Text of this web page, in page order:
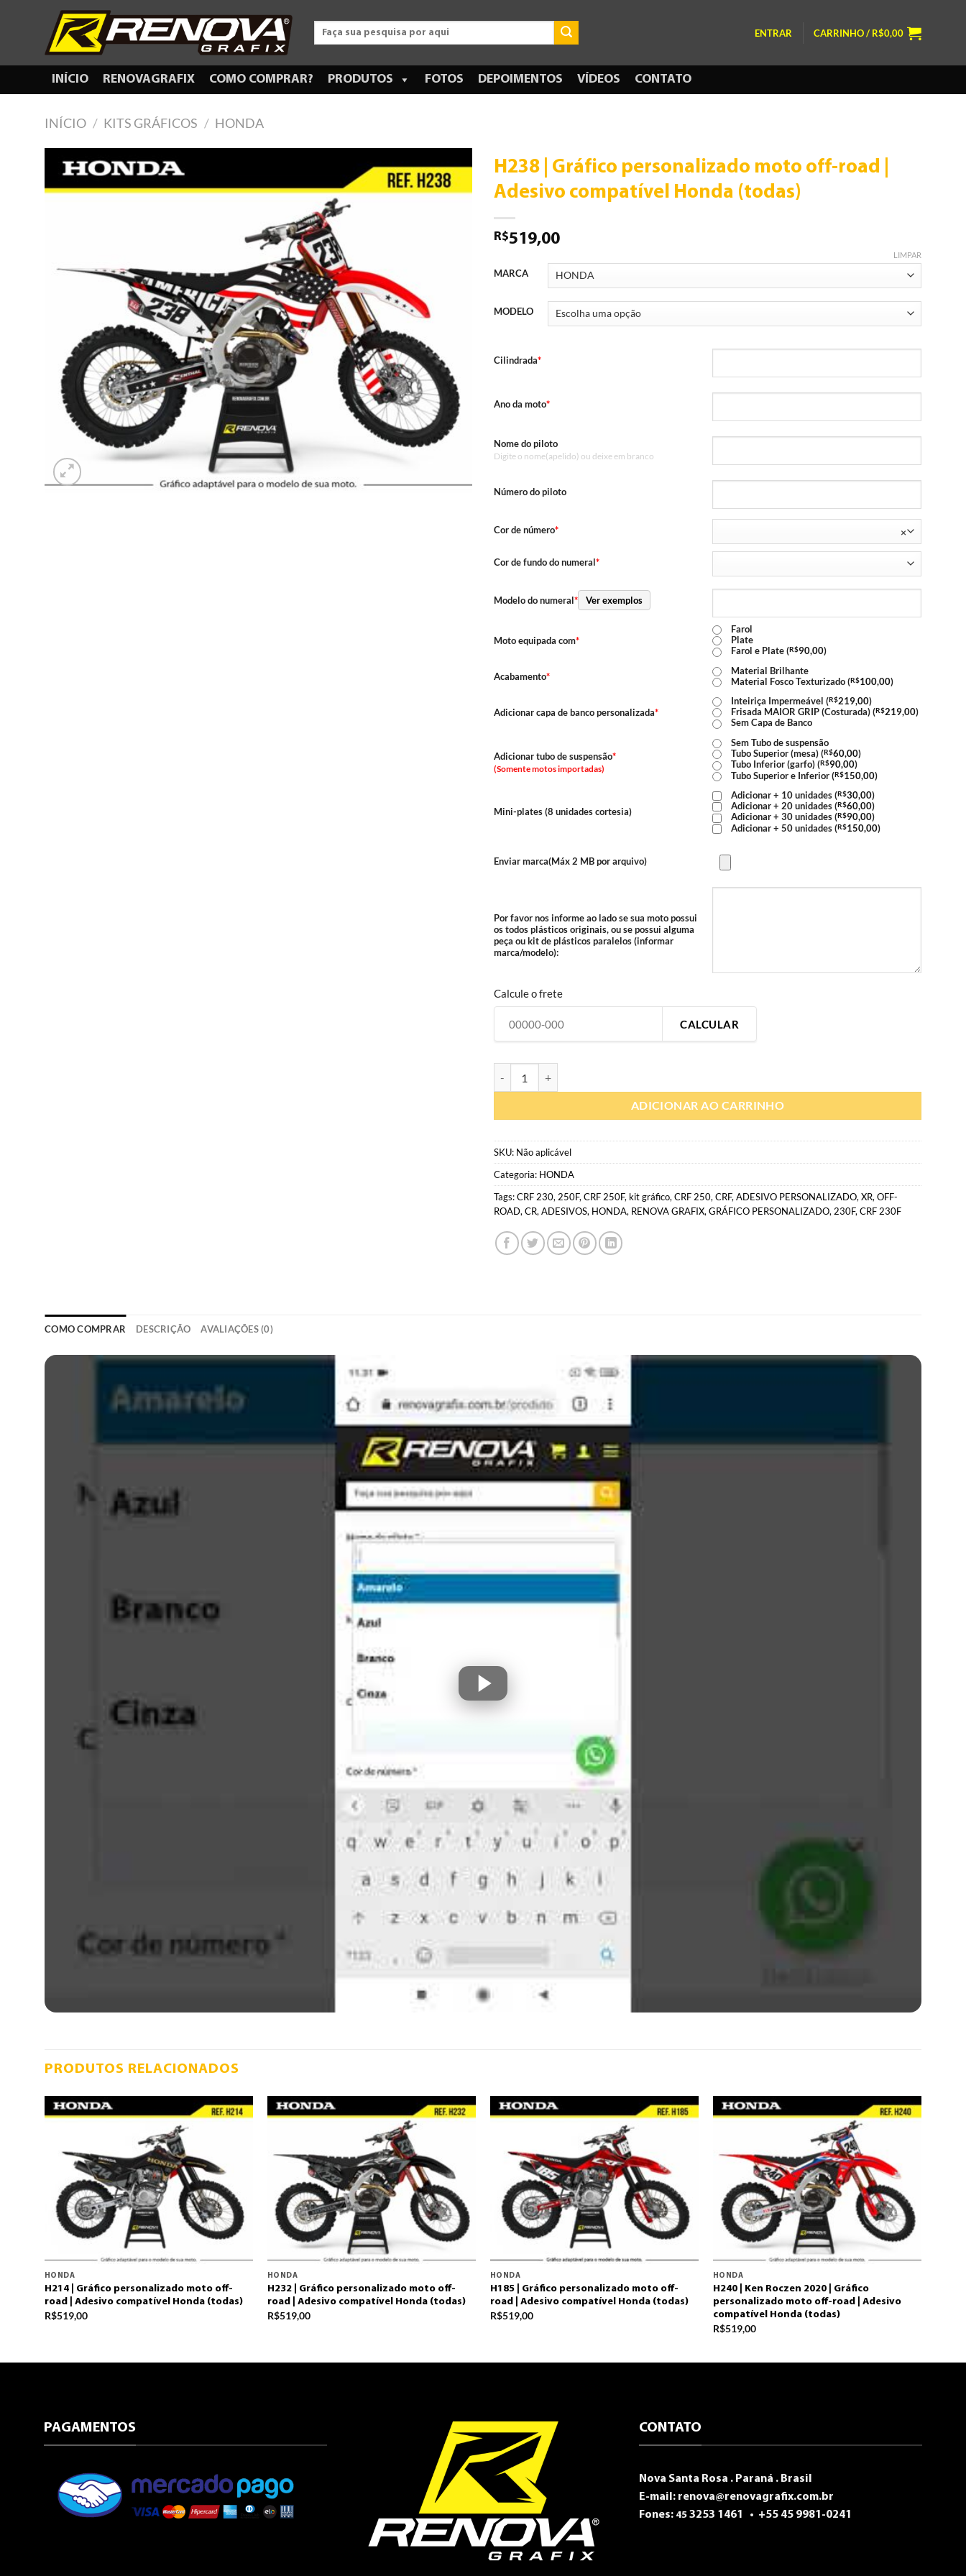
ENTRAR CARRINHO / R$0,00
INÍCIO RENOVAGRAFIX COMO COMPRAR? PRODUTOS FOTOS DEPOIMENTOS VÍDEOS CONTATO
INÍCIO / KITS GRÁFICOS / HONDA
H238 | Gráfico personalizado moto off-road |
Adesivo compatível Honda (todas)
R$519,00
MARCA
MODELO
LIMPAR
Cilindrada*
Ano da moto*
Nome do piloto
Digite o nome(apelido) ou deixe em branco
Número do piloto
Cor de número* ×
Cor de fundo do numeral*
Modelo do numeral* Ver exemplos
Moto equipada com*
Farol
Plate
Farol e Plate (R$90,00)
Acabamento*
Material Brilhante
Material Fosco Texturizado (R$100,00)
Adicionar capa de banco personalizada*
Inteiriça Impermeável (R$219,00)
Frisada MAIOR GRIP (Costurada) (R$219,00)
Sem Capa de Banco
Adicionar tubo de suspensão*
(Somente motos importadas)
Sem Tubo de suspensão
Tubo Superior (mesa) (R$60,00)
Tubo Inferior (garfo) (R$90,00)
Tubo Superior e Inferior (R$150,00)
Mini-plates (8 unidades cortesia)
Adicionar + 10 unidades (R$30,00)
Adicionar + 20 unidades (R$60,00)
Adicionar + 30 unidades (R$90,00)
Adicionar + 50 unidades (R$150,00)
Enviar marca(Máx 2 MB por arquivo)
Por favor nos informe ao lado se sua moto possui
os todos plásticos originais, ou se possui alguma
peça ou kit de plásticos paralelos (informar
marca/modelo):
Calcule o frete
CALCULAR
ADICIONAR AO CARRINHO
SKU: Não aplicável
Categoria: HONDA
Tags:CRF 230, 250F, CRF 250F, kit gráfico, CRF 250, CRF, ADESIVO PERSONALIZADO, XR, OFF-
ROAD, CR, ADESIVOS, HONDA, RENOVA GRAFIX, GRÁFICO PERSONALIZADO, 230F, CRF 230F
COMO COMPRAR DESCRIÇÃO AVALIAÇÕES (0)
PRODUTOS RELACIONADOS
HONDA
H214 | Gráfico personalizado moto off-
road | Adesivo compatível Honda (todas)
R$519,00
HONDA
H232 | Gráfico personalizado moto off-
road | Adesivo compatível Honda (todas)
R$519,00
HONDA
H185 | Gráfico personalizado moto off-
road | Adesivo compatível Honda (todas)
R$519,00
HONDA
H240 | Ken Roczen 2020 | Gráfico
personalizado moto off-road | Adesivo
compatível Honda (todas)
R$519,00
PAGAMENTOS CONTATO
Nova Santa Rosa . Paraná . Brasil
E-mail: renova@renovagrafix.com.br
Fones: 453253 1461 • +55 45 9981-0241